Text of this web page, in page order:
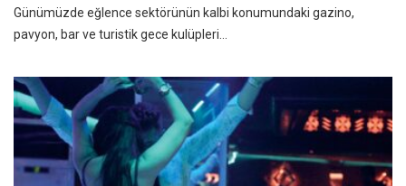
Günümüzde eğlence sektörünün kalbi konumundaki gazino,
pavyon, bar ve turistik gece kulüpleri…